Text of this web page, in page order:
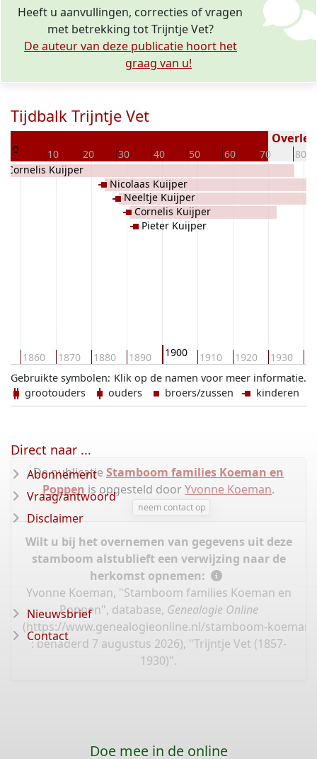
Heeft u aanvullingen, correcties of vragen
met betrekking tot Trijntje Vet?
De auteur van deze publicatie hoort het
graag van u!
Tijdbalk Trijntje Vet
0 10 20 30 40 50 60 70 80
1860 1870 1880 1890 1900 1910 1920 1930
Cornelis Kuijper
Nicolaas Kuijper
Neeltje Kuijper
Cornelis Kuijper
Pieter Kuijper
Klik op de namen voor meer informatie.
Gebruikte symbolen:
grootouders
ouders broers/zussen kinderen
De publicatie Stamboom families Koeman en
Poppen is opgesteld doorYvonne Koeman.
neem contact op
Wilt u bij het overnemen van gegevens uit deze
stamboom alstublieft een verwijzing naar de
herkomst opnemen:
Yvonne Koeman, "Stamboom families Koeman en
Poppen", database, Genealogie Online
(https://www.genealogieonline.nl/stamboom-
: benaderd 7 augustus 2026), "Trijntje Vet (1857-
1930)".
Direct naar ...
Abonnement
Vraag/antwoord
Disclaimer
Nieuwsbrief
Contact
Doe mee in de online